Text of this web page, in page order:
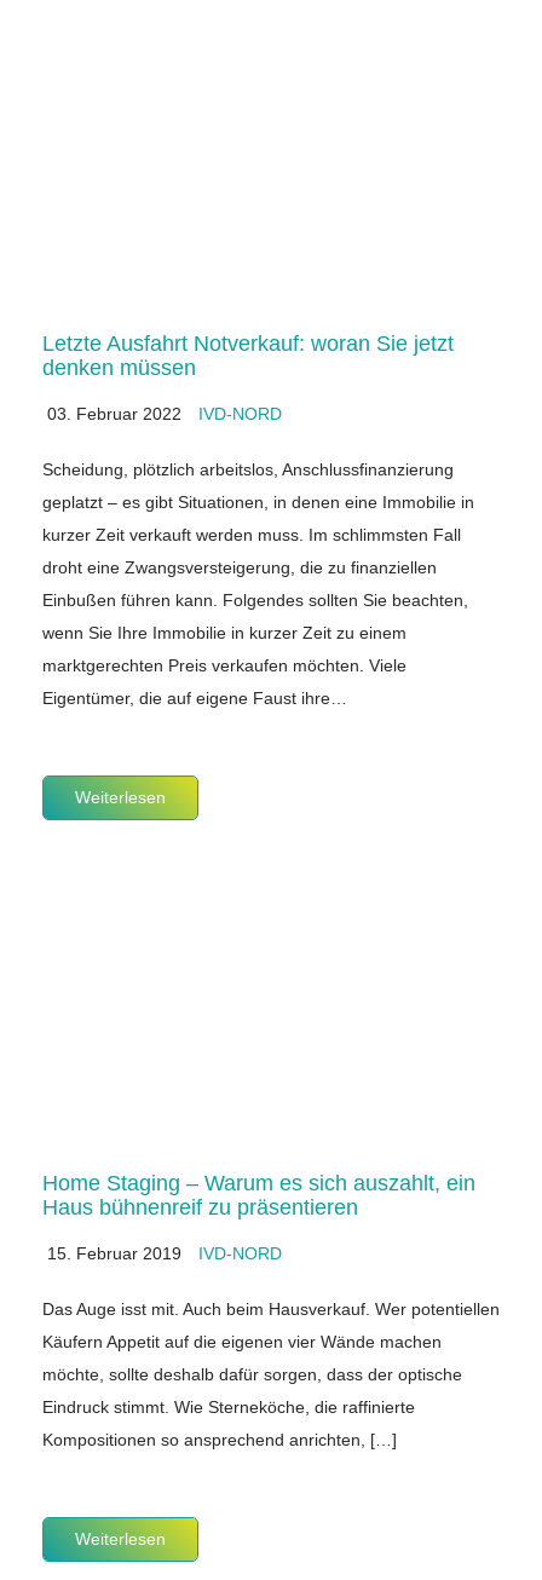
Letzte Ausfahrt Notverkauf: woran Sie jetzt
denken müssen
03. Februar 2022 IVD-NORD
Scheidung, plötzlich arbeitslos, Anschlussfinanzierung
geplatzt – es gibt Situationen, in denen eine Immobilie in
kurzer Zeit verkauft werden muss. Im schlimmsten Fall
droht eine Zwangsversteigerung, die zu finanziellen
Einbußen führen kann. Folgendes sollten Sie beachten,
wenn Sie Ihre Immobilie in kurzer Zeit zu einem
marktgerechten Preis verkaufen möchten. Viele
Eigentümer, die auf eigene Faust ihre…
Weiterlesen
Home Staging – Warum es sich auszahlt, ein
Haus bühnenreif zu präsentieren
15. Februar 2019 IVD-NORD
Das Auge isst mit. Auch beim Hausverkauf. Wer potentiellen
Käufern Appetit auf die eigenen vier Wände machen
möchte, sollte deshalb dafür sorgen, dass der optische
Eindruck stimmt. Wie Sterneköche, die raffinierte
Kompositionen so ansprechend anrichten, […]
Weiterlesen